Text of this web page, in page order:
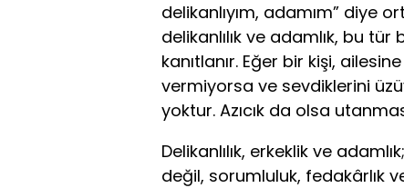
delikanlıyım, adamım” diye
delikanlılık ve adamlık, bu
kanıtlanır. Eğer bir kişi,
vermiyorsa ve sevdiklerini
yoktur. Azıcık da olsa
Delikanlılık, erkeklik ve
değil, sorumluluk, fedakârlık